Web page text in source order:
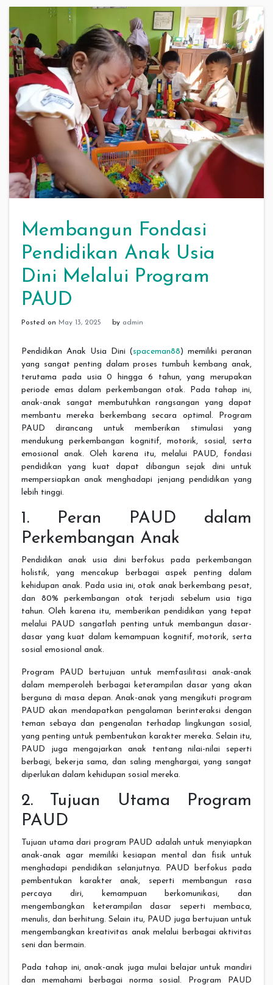
Membangun Fondasi
Pendidikan Anak Usia
Dini Melalui Program
PAUD
Posted on May 13, 2025 by admin
Pendidikan Anak Usia Dini (spaceman88) memiliki peranan
yang sangat penting dalam proses tumbuh kembang anak,
terutama pada usia 0 hingga 6 tahun, yang merupakan
periode emas dalam perkembangan otak. Pada tahap ini,
anak-anak sangat membutuhkan rangsangan yang dapat
membantu mereka berkembang secara optimal. Program
PAUD dirancang untuk memberikan stimulasi yang
mendukung perkembangan kognitif, motorik, sosial, serta
emosional anak. Oleh karena itu, melalui PAUD, fondasi
pendidikan yang kuat dapat dibangun sejak dini untuk
mempersiapkan anak menghadapi jenjang pendidikan yang
lebih tinggi.
1. Peran PAUD dalam
Perkembangan Anak
Pendidikan anak usia dini berfokus pada perkembangan
holistik, yang mencakup berbagai aspek penting dalam
kehidupan anak. Pada usia ini, otak anak berkembang pesat,
dan 80% perkembangan otak terjadi sebelum usia tiga
tahun. Oleh karena itu, memberikan pendidikan yang tepat
melalui PAUD sangatlah penting untuk membangun dasar-
dasar yang kuat dalam kemampuan kognitif, motorik, serta
sosial emosional anak.
Program PAUD bertujuan untuk memfasilitasi anak-anak
dalam memperoleh berbagai keterampilan dasar yang akan
berguna di masa depan. Anak-anak yang mengikuti program
PAUD akan mendapatkan pengalaman berinteraksi dengan
teman sebaya dan pengenalan terhadap lingkungan sosial,
yang penting untuk pembentukan karakter mereka. Selain itu,
PAUD juga mengajarkan anak tentang nilai-nilai seperti
berbagi, bekerja sama, dan saling menghargai, yang sangat
diperlukan dalam kehidupan sosial mereka.
2. Tujuan Utama Program
PAUD
Tujuan utama dari program PAUD adalah untuk menyiapkan
anak-anak agar memiliki kesiapan mental dan fisik untuk
menghadapi pendidikan selanjutnya. PAUD berfokus pada
pembentukan karakter anak, seperti membangun rasa
percaya diri, kemampuan berkomunikasi, dan
mengembangkan keterampilan dasar seperti membaca,
menulis, dan berhitung. Selain itu, PAUD juga bertujuan untuk
mengembangkan kreativitas anak melalui berbagai aktivitas
seni dan bermain.
Pada tahap ini, anak-anak juga mulai belajar untuk mandiri
dan memahami berbagai norma sosial. Program PAUD